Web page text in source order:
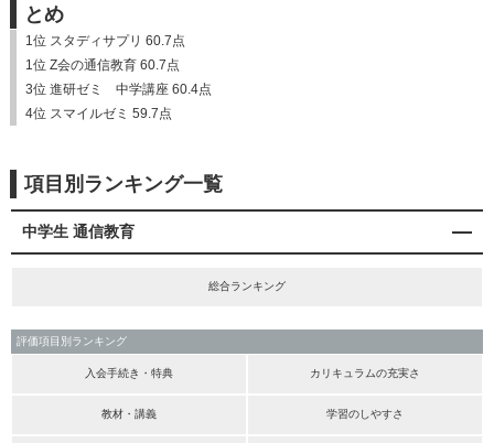
とめ
1位 スタディサプリ 60.7点
1位 Z会の通信教育 60.7点
3位 進研ゼミ 中学講座 60.4点
4位 スマイルゼミ 59.7点
項目別ランキング一覧
中学生 通信教育
総合ランキング
評価項目別ランキング
入会手続き・特典 カリキュラムの充実さ
教材・講義 学習のしやすさ